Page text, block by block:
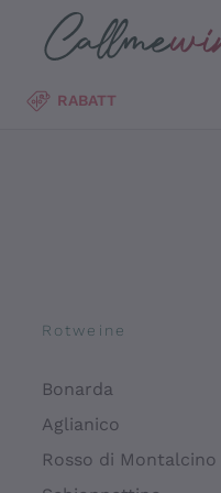
Zum Hauptinhalt springen
RABATT
Rotweine
Bonarda
Aglianico
Rosso di Montalcino